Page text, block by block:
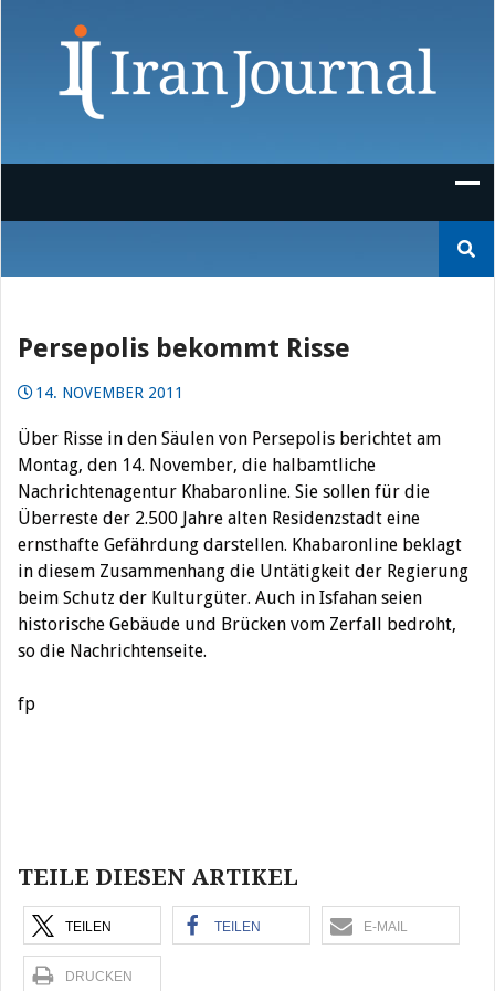
nach:
Persepolis bekommt Risse
14. NOVEMBER 2011
Über Risse in den Säulen von Persepolis berichtet am
Montag, den 14. November, die halbamtliche
Nachrichtenagentur Khabaronline. Sie sollen für die
Überreste der 2.500 Jahre alten Residenzstadt eine
ernsthafte Gefährdung darstellen. Khabaronline beklagt
in diesem Zusammenhang die Untätigkeit der Regierung
beim Schutz der Kulturgüter. Auch in Isfahan seien
historische Gebäude und Brücken vom Zerfall bedroht,
so die Nachrichtenseite.
fp
TEILE DIESEN ARTIKEL
TEILEN TEILEN E-MAIL
DRUCKEN